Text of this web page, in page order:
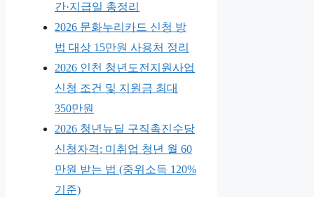
간·지급일 총정리
2026 문화누리카드 신청 방
법 대상 15만원 사용처 정리
2026 인천 청년도전지원사업
신청 조건 및 지원금 최대
350만원
2026 청년뉴딜 구직촉진수당
신청자격: 미취업 청년 월 60
만원 받는 법 (중위소득 120%
기준)